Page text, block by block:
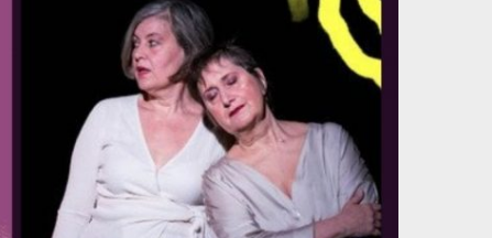
alimentation
amenagement du territoire
anarchisme atelier
bibliotheque
biographie
capitalisme chant Chine
communisme contes
discussion ecologie
Elisee Reclus expose exposition